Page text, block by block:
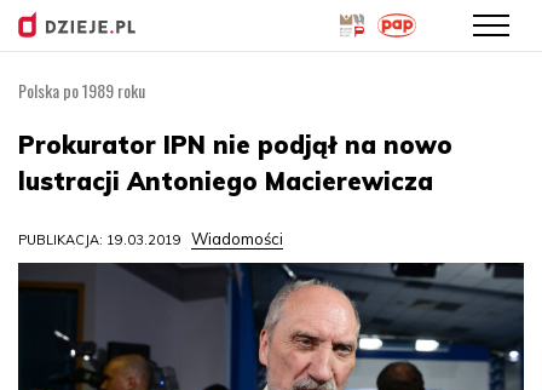
treści
Polska po 1989 roku
Prokurator IPN nie podjął na nowo
lustracji Antoniego Macierewicza
PUBLIKACJA: 19.03.2019 Wiadomości